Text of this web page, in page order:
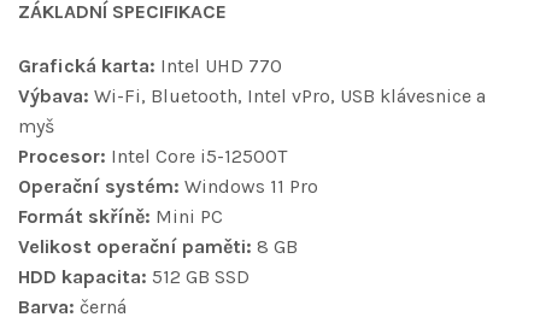
ZÁKLADNÍ SPECIFIKACE
Grafická karta: Intel UHD 770
Výbava: Wi-Fi, Bluetooth, Intel vPro, USB klávesnice a
myš
Procesor: Intel Core i5-12500T
Operační systém: Windows 11 Pro
Formát skříně: Mini PC
Velikost operační paměti: 8 GB
HDD kapacita: 512 GB SSD
Barva: černá